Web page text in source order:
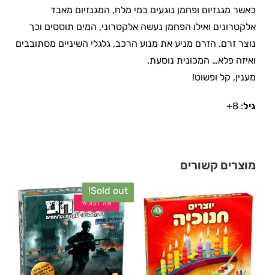
כאשר מגנזיום ופחמן נוגעים במי מלח, המגנזיום מאבד
אלקטרונים ואילו הפחמן נעשה אלקטרוני, המים תוססים וכך
נוצר זרם. הזרם מניע את מנוע הרכב, גלגלי השיניים מסתובבים
ואיזה פלא… המכונית נוסעת.
מענין, קל ופשוט!
גיל: 8+
מוצרים קשורים
Sold out!
אזל המלאי